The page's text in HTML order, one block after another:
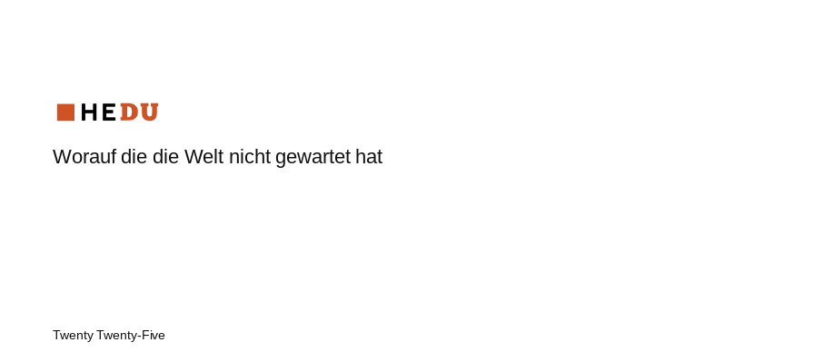
Worauf die die Welt nicht gewartet hat
Twenty Twenty-Five